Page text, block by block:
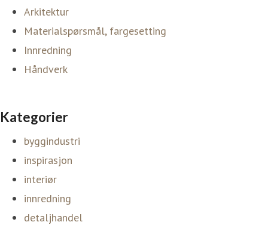
Arkitektur
Materialspørsmål, fargesetting
Innredning
Håndverk
Kategorier
byggindustri
inspirasjon
interiør
innredning
detaljhandel